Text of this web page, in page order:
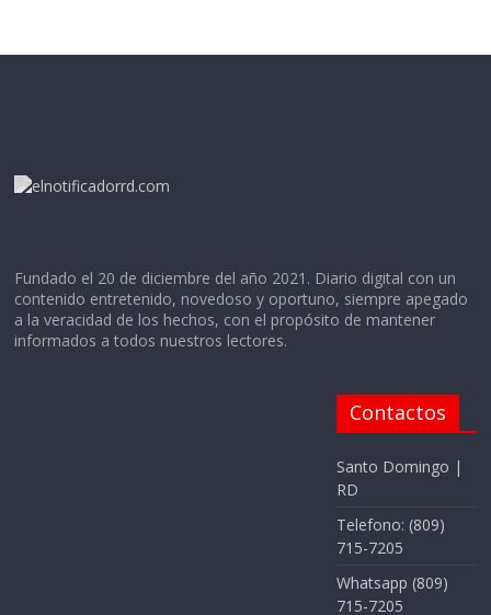
Fundado el 20 de diciembre del año 2021. Diario digital con un
contenido entretenido, novedoso y oportuno, siempre apegado
a la veracidad de los hechos, con el propósito de mantener
informados a todos nuestros lectores.
Contactos
Santo Domingo |
RD
Telefono: (809)
715-7205
Whatsapp (809)
715-7205